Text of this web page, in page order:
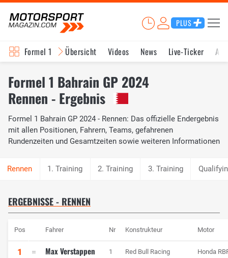
PLUS
Formel 1 Übersicht Videos News Live-Ticker
Formel 1 Bahrain GP 2024
Rennen - Ergebnis
Formel 1 Bahrain GP 2024 - Rennen: Das offizielle Endergebnis
mit allen Positionen, Fahrern, Teams, gefahrenen
Rundenzeiten und Gesamtzeiten sowie weiteren Informationen
1. Training 2. Training 3. Training
ERGEBNISSE - RENNEN
Pos Fahrer Nr Konstrukteur Motor
1 Max Verstappen 1 Red Bull Racing Honda